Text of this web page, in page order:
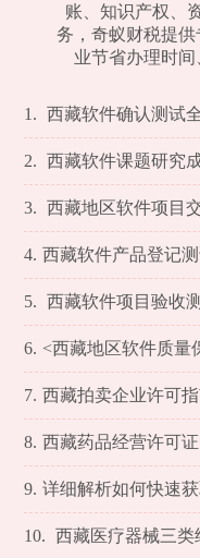
账、知识产权、
务，奇蚁财税提
业节省办理时间
1. 西藏软件确认测试全面
2. 西藏软件课题研究
3. 西藏地区软件项目交付质量验证
4. 西藏软件产品登记测试报告——展示我公
5. 西藏软件项目验收测试报
6. <西藏地区软件质量保障方案及实
7. 西藏拍卖企业许可指南：专业手续办理流程及必
8. 西藏药品经营许可证申请攻略手续详解及公
9. 详细解析如何快速获取西藏互联网药品许可证
10. 西藏医疗器械三类经营许可证办理指南